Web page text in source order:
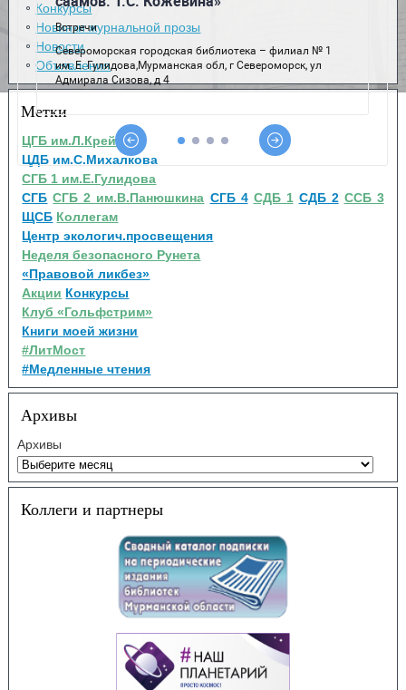
Конкурсы
Новинки журнальной прозы
Новости
Объявления
Метки
ЦГБ им.Л.Крейна
ЦДБ им.С.Михалкова
СГБ 1 им.Е.Гулидова
СГБ СГБ 2 им.В.Панюшкина СГБ 4 СДБ 1 СДБ 2 ССБ 3
ЩСБ Коллегам
Центр экологич.просвещения
Неделя безопасного Рунета
«Правовой ликбез»
Акции Конкурсы
Клуб «Гольфстрим»
Книги моей жизни
#ЛитМост
#Медленные чтения
Архивы
Архивы
Коллеги и партнеры